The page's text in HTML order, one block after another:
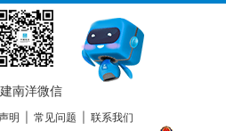
南洋微信
明 常见问题 联系我们